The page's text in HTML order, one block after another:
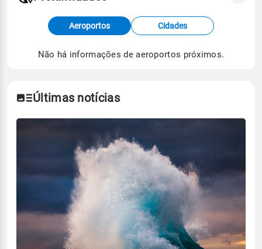
Fonte: dados combinados de estações
meteorológicas e satélite do Centro de Previsão
de Tempo e Estudos Climáticos (CPTEC).
Aeroportos Cidades
Não há informações de aeroportos próximos.
Últimas notícias